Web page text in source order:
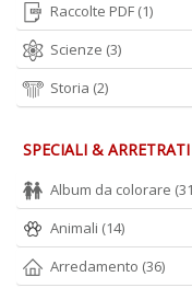
Raccolte PDF (1)
Scienze (3)
Storia (2)
SPECIALI & ARRETRATI
Album da colorare
Animali (14)
Arredamento (36)